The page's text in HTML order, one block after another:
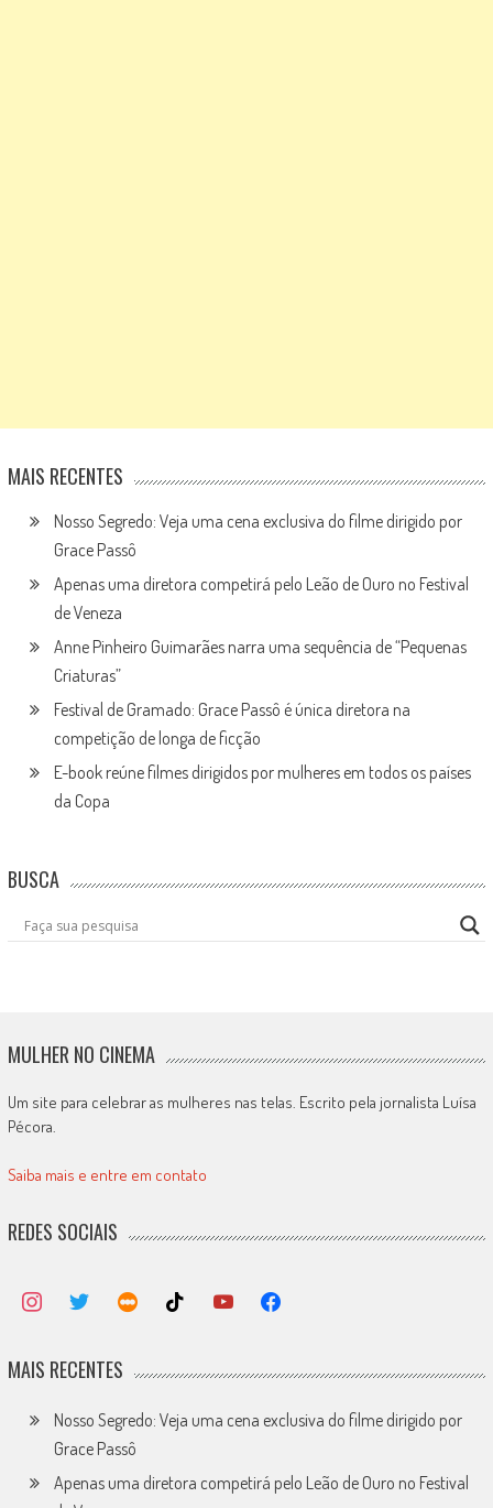
MAIS RECENTES
Nosso Segredo: Veja uma cena exclusiva do filme dirigido por
Grace Passô
Apenas uma diretora competirá pelo Leão de Ouro no Festival
de Veneza
Anne Pinheiro Guimarães narra uma sequência de “Pequenas
Criaturas”
Festival de Gramado: Grace Passô é única diretora na
competição de longa de ficção
E-book reúne filmes dirigidos por mulheres em todos os países
da Copa
BUSCA
MULHER NO CINEMA
Um site para celebrar as mulheres nas telas. Escrito pela jornalista Luísa
Pécora.
Saiba mais e entre em contato
REDES SOCIAIS
MAIS RECENTES
Nosso Segredo: Veja uma cena exclusiva do filme dirigido por
Grace Passô
Apenas uma diretora competirá pelo Leão de Ouro no Festival